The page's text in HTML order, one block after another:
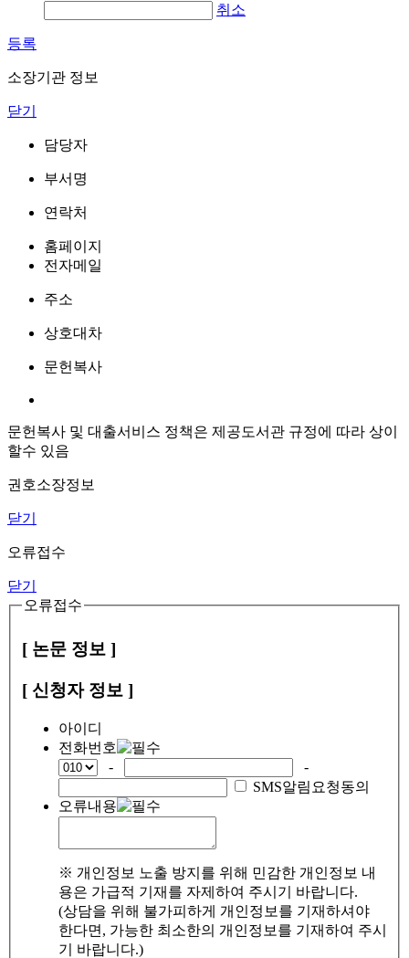
취소
등록
소장기관 정보
닫기
담당자
부서명
연락처
홈페이지
전자메일
주소
상호대차
문헌복사
문헌복사 및 대출서비스 정책은 제공도서관 규정에 따라 상이
할수 있음
권호소장정보
닫기
오류접수
닫기
오류접수
[ 논문 정보 ]
[ 신청자 정보 ]
아이디
전화번호
-
-
SMS알림요청동의
오류내용
※ 개인정보 노출 방지를 위해 민감한 개인정보 내
용은 가급적 기재를 자제하여 주시기 바랍니다.
(상담을 위해 불가피하게 개인정보를 기재하셔야
한다면, 가능한 최소한의 개인정보를 기재하여 주시
기 바랍니다.)